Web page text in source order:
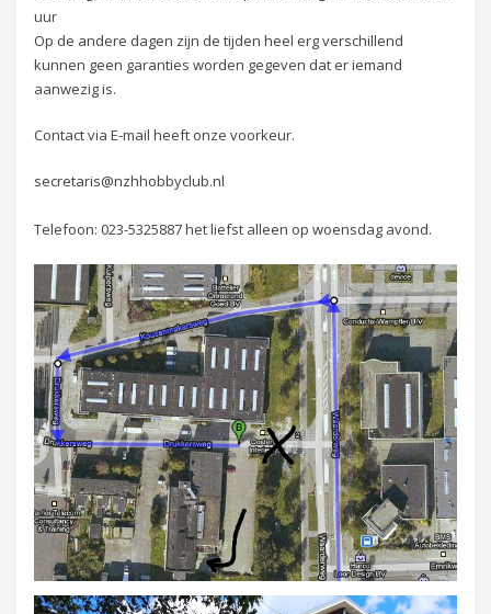
uur
Op de andere dagen zijn de tijden heel erg verschillend
kunnen geen garanties worden gegeven dat er iemand
aanwezig is.
Contact via E-mail heeft onze voorkeur.
secretaris@nzhhobbyclub.nl
Telefoon: 023-5325887 het liefst alleen op woensdag avond.